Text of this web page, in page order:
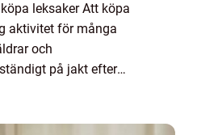
leksaker Att köpa
aktivitet för många
och
på jakt efter